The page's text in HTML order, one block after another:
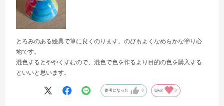
とろみのある絵具で筆に良くのります。のびもよくなめらかな塗り心
地です。
混色するとややくすむので、混色で色を作るより目的の色を購入する
といいと思います。
参考になった 0 Like! 0